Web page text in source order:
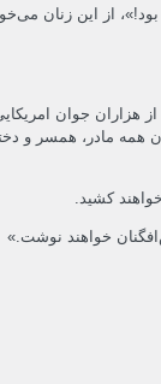
از این زنان
هزاران جوان
همه مادر، همسر و
کشید.
خواهند نوشت.»